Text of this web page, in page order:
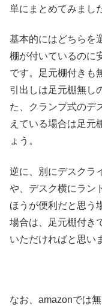
単にまとめてみまし
基本的にはどちらを
棚が付いているのに
です。足元棚付きも
引出しは足元棚無し
た、クランプ式のデ
えている場合は足元
ょう。
逆に、別にデスクラ
や、デスク横にラン
ほうが便利だと思う
場合は、足元棚付き
いただければと思い
なお、amazonでは